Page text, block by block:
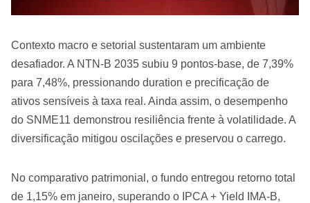
Contexto macro e setorial sustentaram um ambiente
desafiador. A NTN-B 2035 subiu 9 pontos-base, de 7,39%
para 7,48%, pressionando duration e precificação de
ativos sensíveis à taxa real. Ainda assim, o desempenho
do SNME11 demonstrou resiliência frente à volatilidade. A
diversificação mitigou oscilações e preservou o carrego.
No comparativo patrimonial, o fundo entregou retorno total
de 1,15% em janeiro, superando o IPCA + Yield IMA-B,